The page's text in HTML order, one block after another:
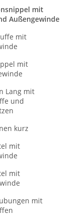
mit
Außengewinde
mit
mit
Lang mit
und
kurz
mit
mit
mit